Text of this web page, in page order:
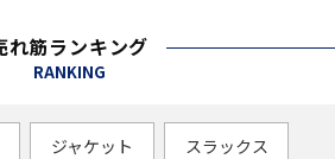
れ筋ランキング
RANKING
ジャケット スラックス